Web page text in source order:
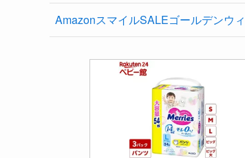
AmazonスマイルSALEゴールデンウ